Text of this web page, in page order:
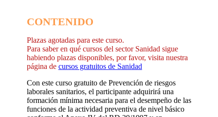
CONTENIDO
Plazas agotadas para este curso.
Para saber en qué cursos del sector Sanidad sigue
habiendo plazas disponibles, por favor, visita nuestra
página de cursos gratuitos de Sanidad
Con este curso gratuito de Prevención de riesgos
laborales sanitarios, el participante adquirirá una
formación mínima necesaria para el desempeño de las
funciones de la actividad preventiva de nivel básico